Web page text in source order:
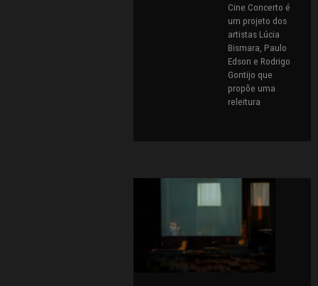
Cine Concerto é
um projeto dos
artistas Lúcia
Bismara, Paulo
Edson e Rodrigo
Gontijo que
propõe uma
releitura